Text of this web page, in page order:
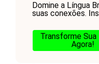
Domine a Língua
suas conexões.
Transforme Sua
Agora!